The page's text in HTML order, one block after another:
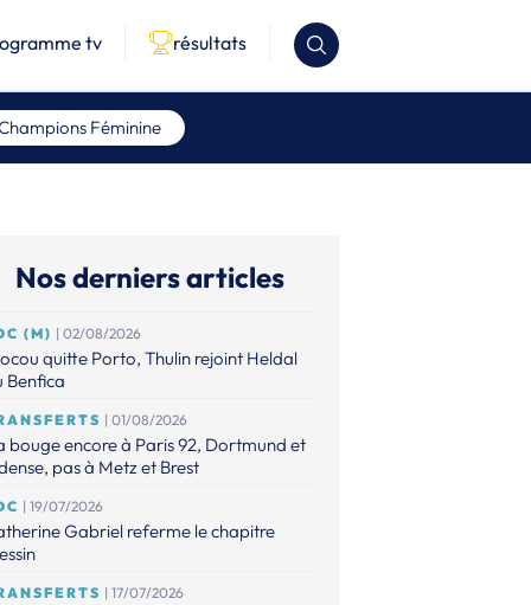
tv résultats
Féminine
Nos derniers articles
(M) | 02/08/2026
quitte Porto, Thulin rejoint Heldal
Benfica
| 01/08/2026
bouge encore à Paris 92, Dortmund et
pas à Metz et Brest
| 19/07/2026
Gabriel referme le chapitre
| 17/07/2026